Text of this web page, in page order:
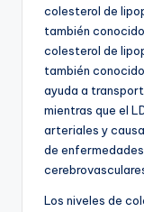
colesterol de
también
colesterol de
también
ayuda a
mientras que el
arteriales y
de
Los niveles de